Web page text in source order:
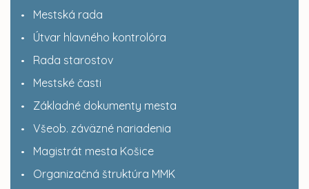
Mestská rada
Útvar hlavného kontrolóra
Rada starostov
Mestské časti
Základné dokumenty mesta
Všeob. záväzné nariadenia
Magistrát mesta Košice
Organizačná štruktúra MMK